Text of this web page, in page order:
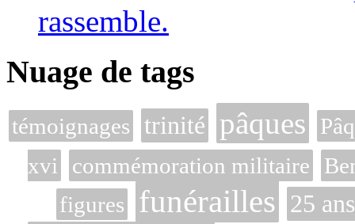
rassemble.
Nuage de tags
témoignages trinité pâques
xvi
commémoration militaire
figures
funérailles 25 ans